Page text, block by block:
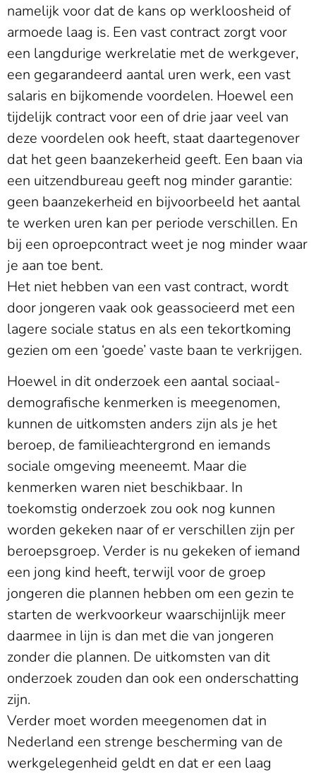
namelijk voor dat de kans op werkloosheid of
armoede laag is. Een vast contract zorgt voor
een langdurige werkrelatie met de werkgever,
een gegarandeerd aantal uren werk, een vast
salaris en bijkomende voordelen. Hoewel een
tijdelijk contract voor een of drie jaar veel van
deze voordelen ook heeft, staat daartegenover
dat het geen baanzekerheid geeft. Een baan via
een uitzendbureau geeft nog minder garantie:
geen baanzekerheid en bijvoorbeeld het aantal
te werken uren kan per periode verschillen. En
bij een oproepcontract weet je nog minder waar
je aan toe bent.
Het niet hebben van een vast contract, wordt
door jongeren vaak ook geassocieerd met een
lagere sociale status en als een tekortkoming
gezien om een ‘goede’ vaste baan te verkrijgen.
Hoewel in dit onderzoek een aantal sociaal-
demografische kenmerken is meegenomen,
kunnen de uitkomsten anders zijn als je het
beroep, de familieachtergrond en iemands
sociale omgeving meeneemt. Maar die
kenmerken waren niet beschikbaar. In
toekomstig onderzoek zou ook nog kunnen
worden gekeken naar of er verschillen zijn per
beroepsgroep. Verder is nu gekeken of iemand
een jong kind heeft, terwijl voor de groep
jongeren die plannen hebben om een gezin te
starten de werkvoorkeur waarschijnlijk meer
daarmee in lijn is dan met die van jongeren
zonder die plannen. De uitkomsten van dit
onderzoek zouden dan ook een onderschatting
zijn.
Verder moet worden meegenomen dat in
Nederland een strenge bescherming van de
werkgelegenheid geldt en dat er een laag